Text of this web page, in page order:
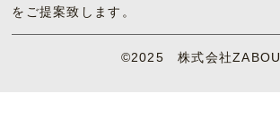
をご提案致します。
©2025 株式会社ZABOU